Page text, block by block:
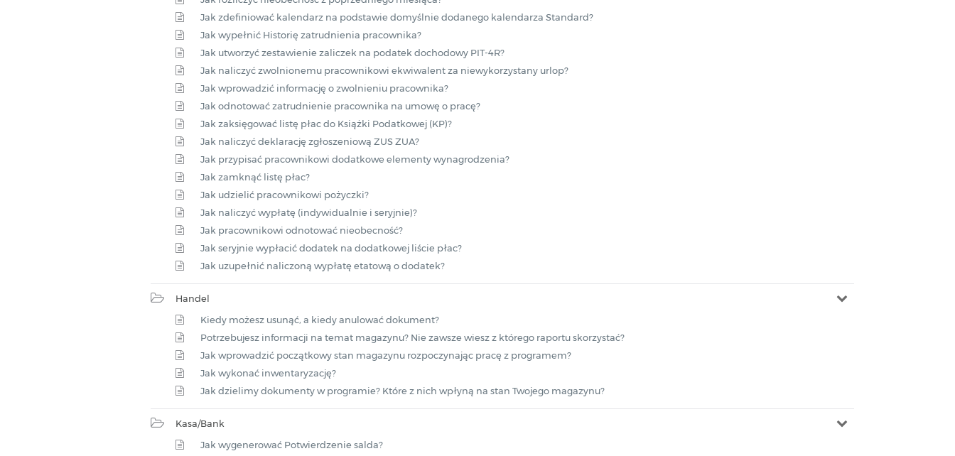
Jak zdefiniować kalendarz na podstawie domyślnie dodanego kalendarza Standard?
Jak wypełnić Historię zatrudnienia pracownika?
Jak utworzyć zestawienie zaliczek na podatek dochodowy PIT-4R?
Jak naliczyć zwolnionemu pracownikowi ekwiwalent za niewykorzystany urlop?
Jak wprowadzić informację o zwolnieniu pracownika?
Jak odnotować zatrudnienie pracownika na umowę o pracę?
Jak zaksięgować listę płac do Książki Podatkowej (KP)?
Jak naliczyć deklarację zgłoszeniową ZUS ZUA?
Jak przypisać pracownikowi dodatkowe elementy wynagrodzenia?
Jak zamknąć listę płac?
Jak udzielić pracownikowi pożyczki?
Jak naliczyć wypłatę (indywidualnie i seryjnie)?
Jak pracownikowi odnotować nieobecność?
Jak seryjnie wypłacić dodatek na dodatkowej liście płac?
Jak uzupełnić naliczoną wypłatę etatową o dodatek?
Handel
Kiedy możesz usunąć, a kiedy anulować dokument?
Potrzebujesz informacji na temat magazynu? Nie zawsze wiesz z którego raportu skorzystać?
Jak wprowadzić początkowy stan magazynu rozpoczynając pracę z programem?
Jak wykonać inwentaryzację?
Jak dzielimy dokumenty w programie? Które z nich wpłyną na stan Twojego magazynu?
Kasa/Bank
Jak wygenerować Potwierdzenie salda?